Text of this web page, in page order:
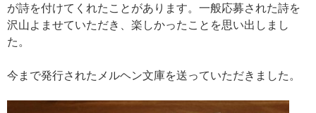
が詩を付けてくれたことがあります。一般応募された詩を
沢山よませていただき、楽しかったことを思い出しまし
た。
今まで発行されたメルヘン文庫を送っていただきました。